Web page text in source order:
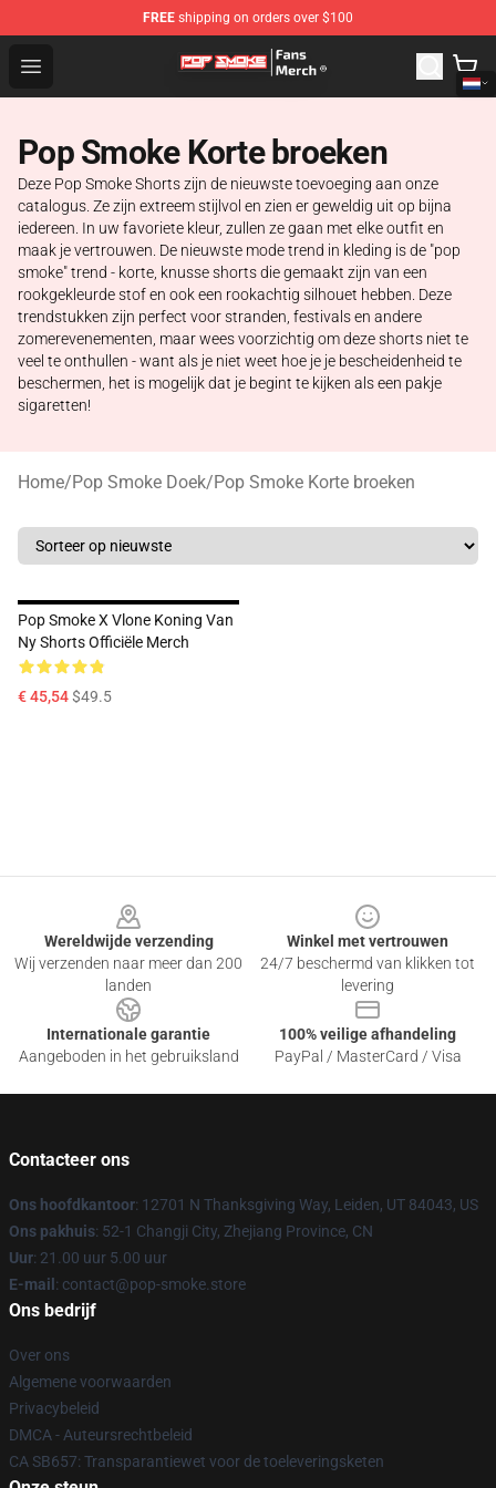
FREE shipping on orders over $100
Open menu
Pop Smoke Store - Official Pop Smoke Merchandise
Pop Smoke Korte broeken
Deze Pop Smoke Shorts zijn de nieuwste toevoeging aan onze
catalogus. Ze zijn extreem stijlvol en zien er geweldig uit op bijna
iedereen. In uw favoriete kleur, zullen ze gaan met elke outfit en
maak je vertrouwen. De nieuwste mode trend in kleding is de "pop
smoke" trend - korte, knusse shorts die gemaakt zijn van een
rookgekleurde stof en ook een rookachtig silhouet hebben. Deze
trendstukken zijn perfect voor stranden, festivals en andere
zomerevenementen, maar wees voorzichtig om deze shorts niet te
veel te onthullen - want als je niet weet hoe je je bescheidenheid te
beschermen, het is mogelijk dat je begint te kijken als een pakje
sigaretten!
Home/Pop Smoke Doek/Pop Smoke Korte broeken
Pop Smoke X Vlone Koning Van
Ny Shorts Officiële Merch
€ 45,54$49.5
Wereldwijde verzending
Wij verzenden naar meer dan 200
landen
Winkel met vertrouwen
24/7 beschermd van klikken tot
levering
Internationale garantie
Aangeboden in het gebruiksland
100% veilige afhandeling
PayPal / MasterCard / Visa
Contacteer ons
Ons hoofdkantoor: 12701 N Thanksgiving Way, Leiden, UT 84043, US
Ons pakhuis: 52-1 Changji City, Zhejiang Province, CN
Uur: 21.00 uur 5.00 uur
E-mail : contact@pop-smoke.store
Ons bedrijf
Over ons
Algemene voorwaarden
Privacybeleid
DMCA - Auteursrechtbeleid
CA SB657: Transparantiewet voor de toeleveringsketen